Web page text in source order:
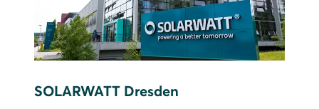
SOLARWATT Dresden